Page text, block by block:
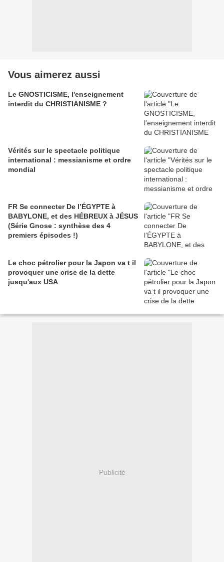
Vous aimerez aussi
Le GNOSTICISME, l'enseignement
interdit du CHRISTIANISME ?
Vérités sur le spectacle politique
international : messianisme et ordre
mondial
FR Se connecter De l’ÉGYPTE à
BABYLONE, et des HÉBREUX à JÉSUS
(Série Gnose : synthèse des 4
premiers épisodes !)
Le choc pétrolier pour la Japon va t il
provoquer une crise de la dette
jusqu'aux USA
Publicité